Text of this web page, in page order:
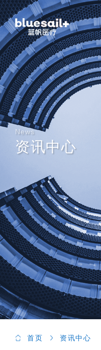
News
资讯中心
首页 资讯中心